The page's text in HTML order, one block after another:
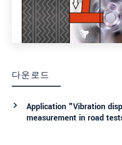
다운로드
Application "Vibration
measurement in road